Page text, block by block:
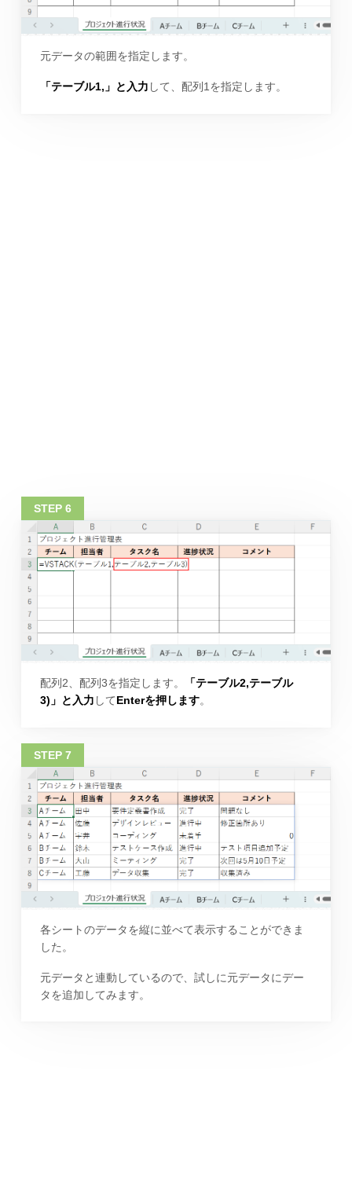
元データの範囲を指定します。
「テーブル1,」と入力 して、配列1を指定します。
配列2、配列3を指定します。
「テーブル2,テーブル
3)」と入力 してEnterを押します。
各シートのデータを縦に並べて表示することができま
した。
元データと連動しているので、試しに元データにデー
タを追加してみます。